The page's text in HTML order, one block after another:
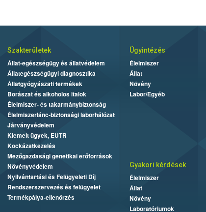
Szakterületek
Állat-egészségügy és állatvédelem
Állategészségügyi diagnosztika
Állatgyógyászati termékek
Borászat és alkoholos italok
Élelmiszer- és takarmánybiztonság
Élelmiszerlánc-biztonsági laborhálózat
Járványvédelem
Kiemelt ügyek, EUTR
Kockázatkezelés
Mezőgazdasági genetikai erőforrások
Növényvédelem
Nyilvántartási és Felügyeleti Díj
Rendszerszervezés és felügyelet
Termékpálya-ellenőrzés
Ügyintézés
Élelmiszer
Állat
Növény
Labor/Egyéb
Gyakori kérdések
Élelmiszer
Állat
Növény
Laboratóriumok